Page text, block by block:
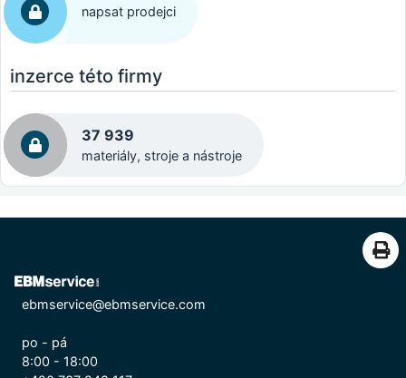
napsat prodejci
inzerce této firmy
37 939
materiály, stroje a nástroje
ebmservice@ebmservice.com
po - pá
8:00 - 18:00